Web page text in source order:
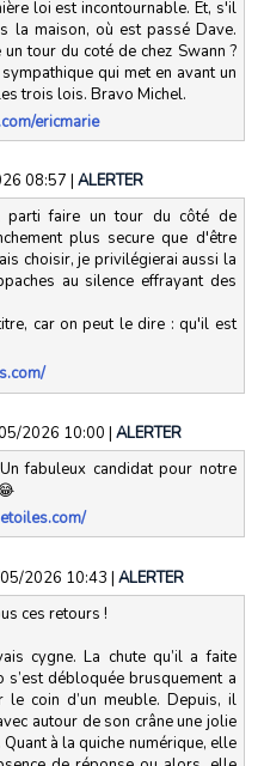
loi est incontournable. Et, s'il
la maison, où est passé Dave.
tour du coté de chez Swann ?
qui met en avant un
trois lois. Bravo Michel.
ericmarie
08:57 | ALERTER
parti faire un tour du côté de
plus secure que d'être
choisir, je privilégierai aussi la
au silence effrayant des
car on peut le dire : qu'il est
2026 10:00 | ALERTER
fabuleux candidat pour notre
2026 10:43 | ALERTER
ces retours !
cygne. La chute qu’il a faite
débloquée brusquement a
coin d’un meuble. Depuis, il
autour de son crâne une jolie
à la quiche numérique, elle